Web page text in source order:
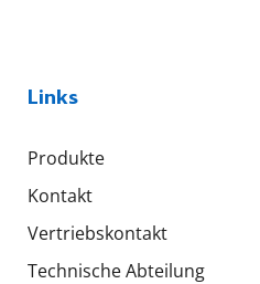
Links
Produkte
Kontakt
Vertriebskontakt
Technische Abteilung